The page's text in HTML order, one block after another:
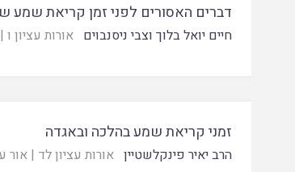
דברים האסורים לפני זמן קריאת שמע
חיים יואל בלוך וצבי ניסנבוים אורות עציון ו
זמני קריאת שמע בהלכה ובאגדה
הרב יאיר פינקלשטיין אורות עציון לד |אור